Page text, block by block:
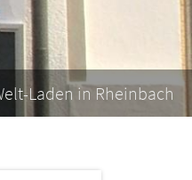
Laden in Rheinbach